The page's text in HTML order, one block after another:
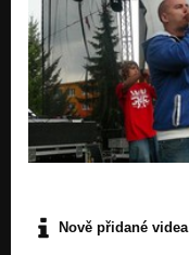
Nově přidané videa